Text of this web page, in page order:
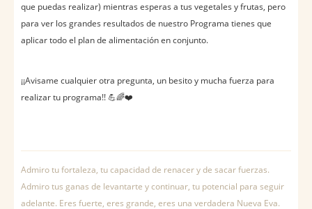
que puedas realizar) mientras esperas a tus vegetales y frutas, pero
para ver los grandes resultados de nuestro Programa tienes que
aplicar todo el plan de alimentación en conjunto.
¡¡Avisame cualquier otra pregunta, un besito y mucha fuerza para
realizar tu programa!! 💪🌈❤️
Admiro tu fortaleza, tu capacidad de renacer y de sacar fuerzas.
Admiro tus ganas de levantarte y continuar, tu potencial para seguir
adelante. Eres fuerte, eres grande, eres una verdadera Nueva Eva.